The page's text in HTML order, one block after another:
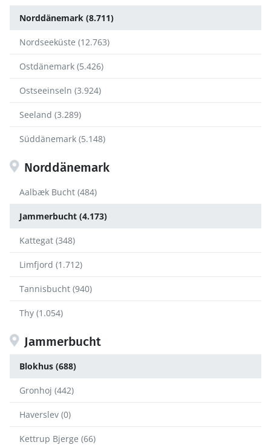
Norddänemark (8.711)
Nordseeküste (12.763)
Ostdänemark (5.426)
Ostseeinseln (3.924)
Seeland (3.289)
Süddänemark (5.148)
Norddänemark
Aalbæk Bucht (484)
Jammerbucht (4.173)
Kattegat (348)
Limfjord (1.712)
Tannisbucht (940)
Thy (1.054)
Jammerbucht
Blokhus (688)
Gronhoj (442)
Haverslev (0)
Kettrup Bjerge (66)